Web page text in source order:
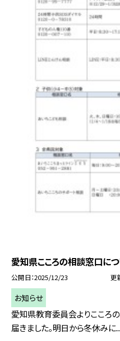
愛知県こころの相談窓口に
公開日 2025/12/23 更
お知らせ
愛知県教育委員会よりこころ
届きました。明日から冬休みに